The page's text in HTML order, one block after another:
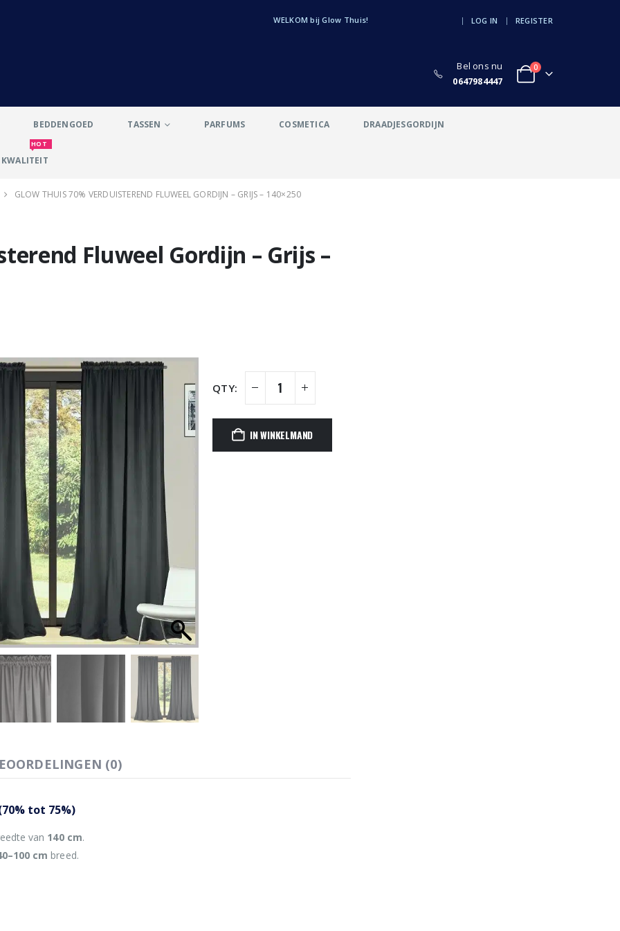
WELKOM bij Glow Thuis! | LOG IN REGISTER
Bel ons nu
0647984447
0
BEDDENGOED TASSEN PARFUMS COSMETICA DRAADJESGORDIJN
HOT
GLOW THUIS 70% VERDUISTEREND FLUWEEL GORDIJN – GRIJS – 140×250
Fluweel Gordijn – Grijs –
IN WINKELMAND
(0)
tot 75%)
van 140 cm.
cm breed.